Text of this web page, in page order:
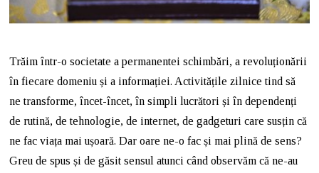
Trăim într-o societate a permanentei schimbări, a revoluționării
în fiecare domeniu și a informației. Activitățile zilnice tind să
ne transforme, încet-încet, în simpli lucrători și în dependenți
de rutină, de tehnologie, de internet, de gadgeturi care susțin că
ne fac viața mai ușoară. Dar oare ne-o fac și mai plină de sens?
Greu de spus și de găsit sensul atunci când observăm că ne-au